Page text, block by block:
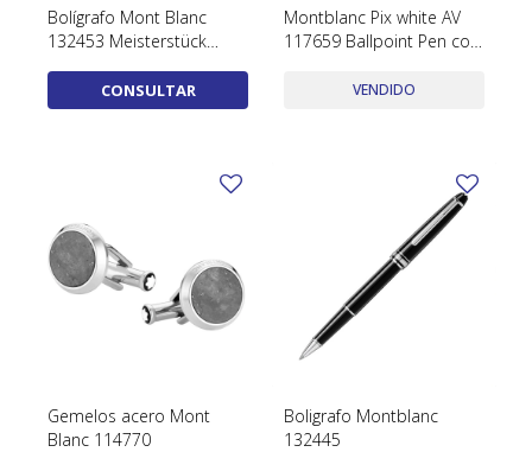
Bolígrafo Mont Blanc
132453 Meisterstück
CONSULTAR
Montblanc Pix white AV
117659 Ballpoint Pen con
VENDIDO
Gemelos acero Mont
Blanc 114770
Boligrafo Montblanc
132445